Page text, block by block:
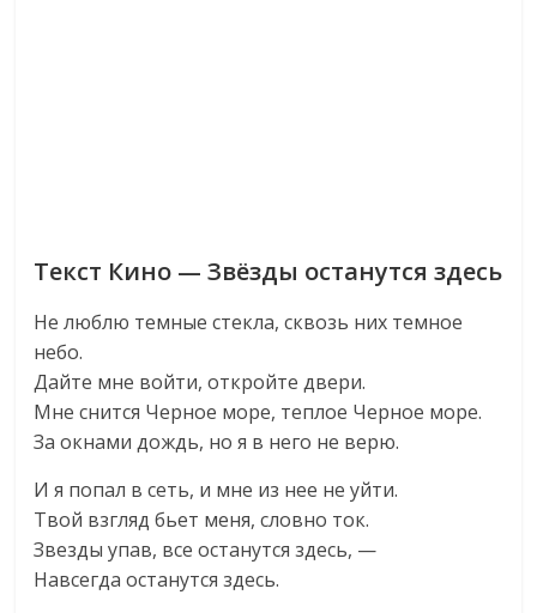
Текст Кино — Звёзды останутся здесь
Не люблю темные стекла, сквозь них темное
небо.
Дайте мне войти, откройте двери.
Мне снится Черное море, теплое Черное море.
За окнами дождь, но я в него не верю.
И я попал в сеть, и мне из нее не уйти.
Твой взгляд бьет меня, словно ток.
Звезды упав, все останутся здесь, —
Навсегда останутся здесь.